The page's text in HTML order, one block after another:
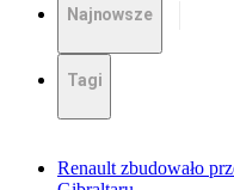
Najnowsze
Tagi
Renault zbudowało